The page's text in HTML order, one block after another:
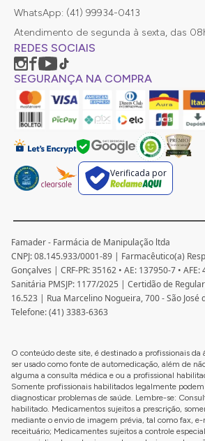
WhatsApp: (41) 99934-0413
Atendimento de segunda à sexta, das
REDES SOCIAIS
SEGURANÇA NA COMPRA
Verificada por
Famader - Farmácia de Manipulação ltda
CNPJ: 08.145.933/0001-89 | Farmacêutico(a)
Gonçalves | CRF-PR: 35162 • AE: 137950-7 •
Sanitária PMSJP: 1177/2025 | Certidão de
16.523 | Rua Marcelino Nogueira, 700 - São José
Telefone: (41) 3383-6363
O conteúdo deste site, é destinado a profissionais da
ser usado como fonte de automedicação, além de
alguma a consulta médica e ou a profissional
Somente profissionais habilitados legalmente
diagnosticar problemas de saúde. Lembre-se:
habilitado. Medicamentos sujeitos a prescrição,
mediante o envio de imagem prévia, tal como fax,
receituário; Medicamentes sujeitos a controle